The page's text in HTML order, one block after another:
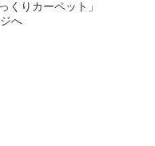
くりカーペット」